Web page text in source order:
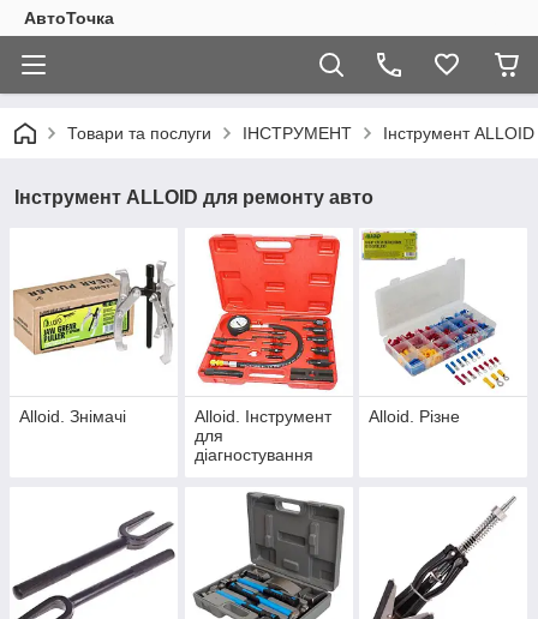
АвтоТочка
Товари та послуги ІНСТРУМЕНТ Інструмент
Інструмент ALLOID для ремонту авто
Alloid. Знімачі
Alloid. Інструмент
для
діагностування
Alloid. Різне